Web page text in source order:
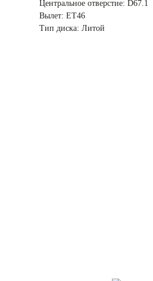
Центральное отверстие: D67.1
Вылет: ET46
Тип диска: Литой